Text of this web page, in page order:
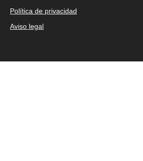
Política de privacidad
Aviso legal